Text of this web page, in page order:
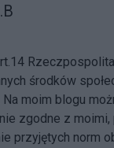
środków
Na moim blogu
zgodne z moimi,
przyjętych norm